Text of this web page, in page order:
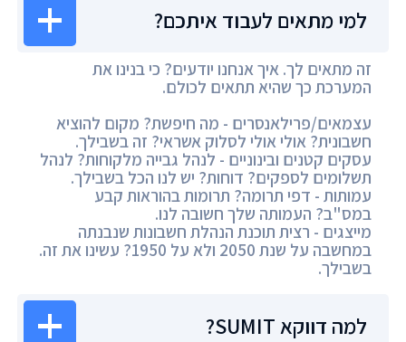
למי מתאים לעבוד איתכם?
זה מתאים לך. איך אנחנו יודעים? כי בנינו את
המערכת כך שהיא תתאים לכולם.
עצמאים/פרילאנסרים - מה חיפשת? מקום להוציא
חשבונית? אולי אולי לסלוק אשראי? זה בשבילך.
עסקים קטנים ובינוניים - לנהל גבייה מלקוחות? לנהל
תשלומים לספקים? דוחות? יש לנו הכל בשבילך.
עמותות - דפי תרומה? תרומות בהוראות קבע
במס"ב? העמותה שלך חשובה לנו.
מייצגים - רצית תוכנת הנהלת חשבונות שנבנתה
במחשבה על שנת 2050 ולא על 1950? עשינו את זה.
בשבילך.
למה דווקא SUMIT?